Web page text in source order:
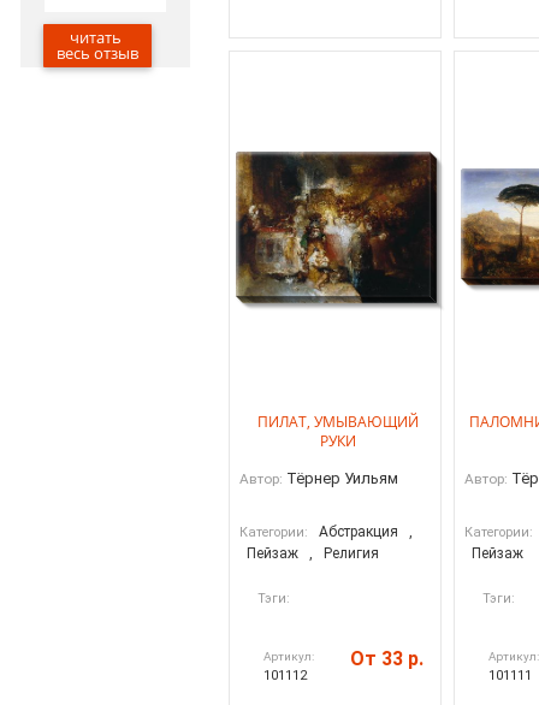
20.05.2020
читать
весь отзыв
ПИЛАТ, УМЫВАЮЩИЙ
РУКИ
Автор: Тёрнер Уильям
Категории: Абстракция
,
Пейзаж
, Религия
Тэги:
Артикул:
101112
От 33 р.
Автор:
Категории:
Пейзаж
Тэги:
Артикул:
101111